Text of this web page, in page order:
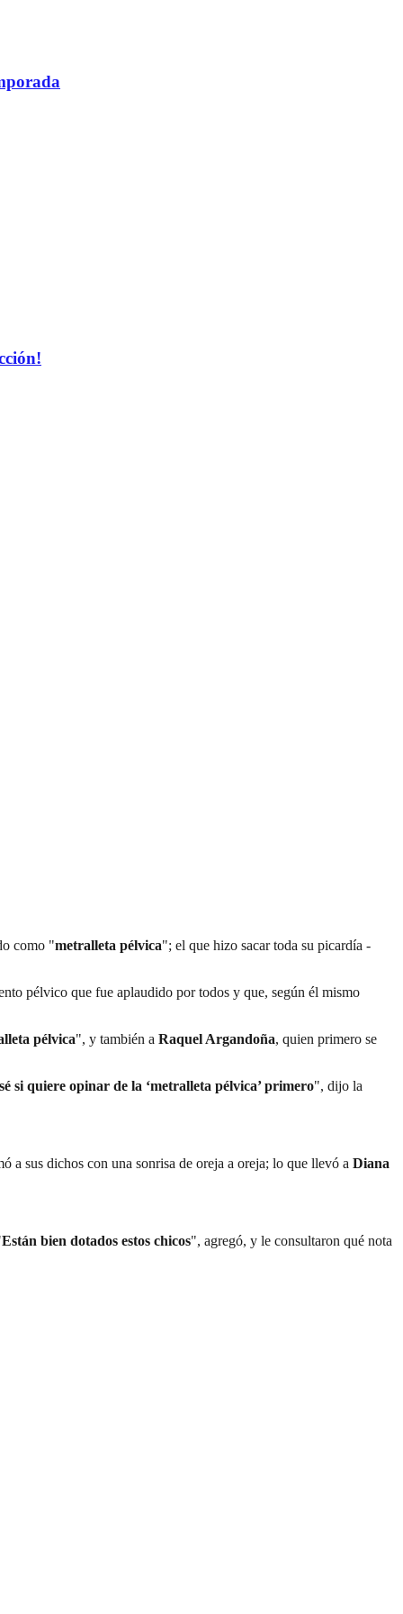
como "metralleta pélvica"; el que hizo sacar toda su picardía -
pélvico que fue aplaudido por todos y que, según él mismo
pélvica", y también a Raquel Argandoña, quien primero se
si quiere opinar de la ‘metralleta pélvica’ primero", dijo la
a sus dichos con una sonrisa de oreja a oreja; lo que llevó a Diana
Están bien dotados estos chicos", agregó, y le consultaron qué nota